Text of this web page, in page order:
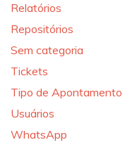
Relatórios
Repositórios
Sem categoria
Tickets
Tipo de Apontamento
Usuários
WhatsApp